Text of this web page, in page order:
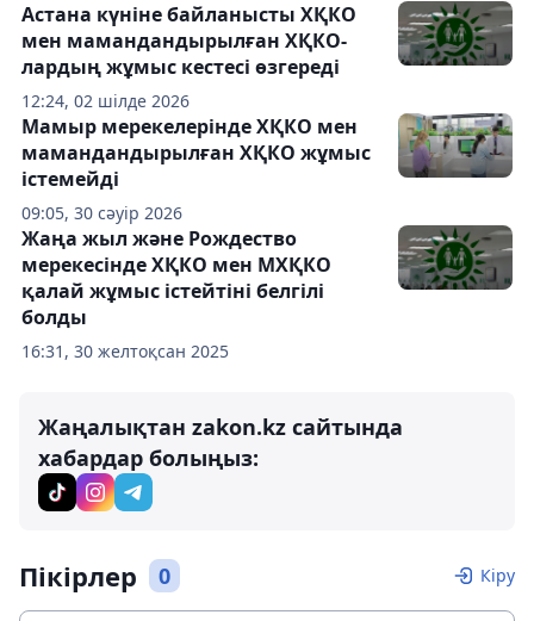
12:24, 02 шілде 2026
Астана күніне байланысты ХҚКО
мен мамандандырылған ХҚКО-
лардың жұмыс кестесі өзгереді
09:05, 30 сәуір 2026
Мамыр мерекелерінде ХҚКО мен
мамандандырылған ХҚКО жұмыс
істемейді
16:31, 30 желтоқсан 2025
Жаңа жыл және Рождество
мерекесінде ХҚКО мен МХҚКО
қалай жұмыс істейтіні белгілі
болды
Жаңалықтан zakon.kz сайтында
хабардар болыңыз:
Пікірлер 0 Кіру